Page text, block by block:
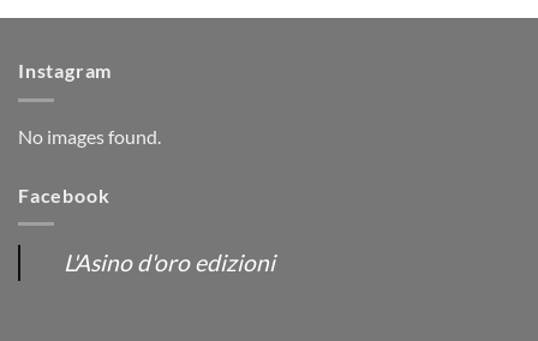
Instagram
No images found.
Facebook
L'Asino d'oro edizioni